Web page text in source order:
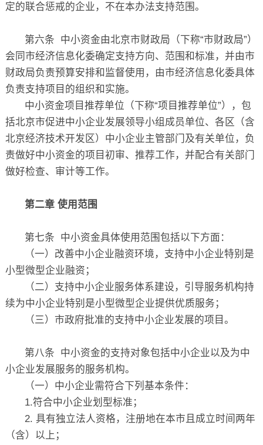
定的联合惩戒的企业，不在本办法支持范围。
第六条 中小资金由北京市财政局（下称“市财政局”）
会同市经济信息化委确定支持方向、范围和标准，并由市
财政局负责预算安排和监督使用，由市经济信息化委具体
负责支持项目的组织和实施。
中小资金项目推荐单位（下称“项目推荐单位”），包
括北京市促进中小企业发展领导小组成员单位、各区（含
北京经济技术开发区）中小企业主管部门及有关单位，负
责做好中小资金的项目初审、推荐工作，并配合有关部门
做好检查、审计等工作。
第二章 使用范围
第七条 中小资金具体使用范围包括以下方面：
（一）改善中小企业融资环境，支持中小企业特别是
小型微型企业融资；
（二）支持中小企业服务体系建设，引导服务机构持
续为中小企业特别是小型微型企业提供优质服务；
（三）市政府批准的支持中小企业发展的项目。
第八条 中小资金的支持对象包括中小企业以及为中
小企业发展服务的服务机构。
（一）中小企业需符合下列基本条件：
1.符合中小企业划型标准；
2. 具有独立法人资格，注册地在本市且成立时间两年
（含）以上；